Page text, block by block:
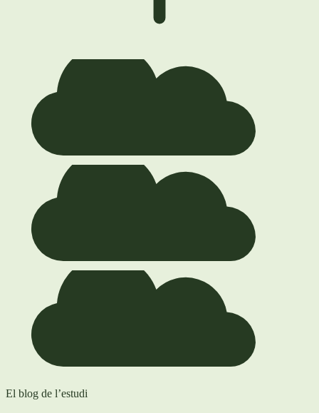
El blog de l’estudi